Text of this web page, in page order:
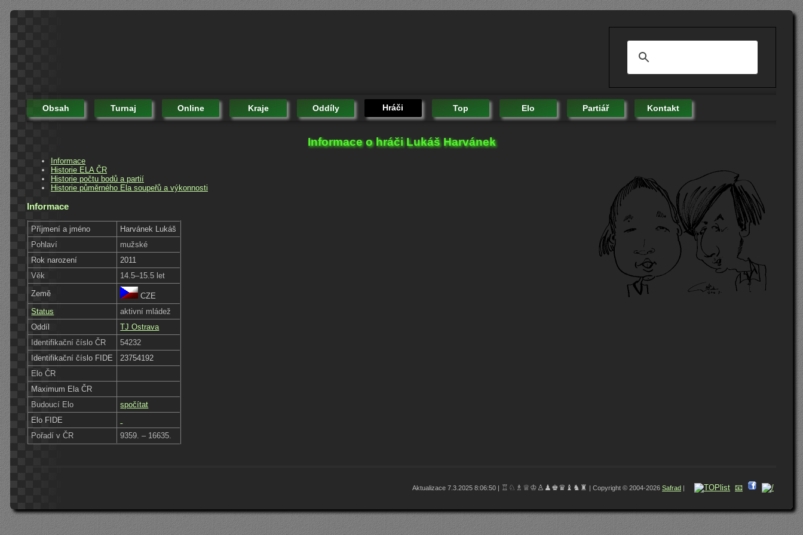
Obsah Turnaj Online Kraje Oddíly Hráči Top Elo Partiář Kontakt
Informace o hráči Lukáš Harvánek
Informace
Historie ELA ČR
Historie počtu bodů a partií
Historie půměrného Ela soupeřů a výkonnosti
Informace
Příjmení a jméno
Harvánek Lukáš
Pohlaví
mužské
Rok narození
2011
Věk
14.5–15.5 let
Země
CZE
Status
aktivní mládež
Oddíl
TJ Ostrava
Identifikační číslo ČR
54232
Identifikační číslo FIDE
23754192
Elo ČR
Maximum Ela ČR
Budoucí Elo
spočítat
Elo FIDE
Pořadí v ČR
9359. – 16635.
Aktualizace 7.3.2025 8:06:50 | ♖♘♗♕♔♙♟♚♛♝♞♜ | Copyright © 2004-2026 Safrad | 📧